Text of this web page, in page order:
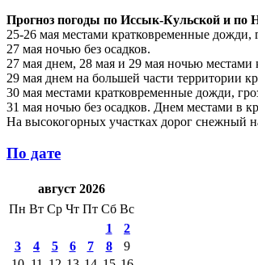
Прогноз погоды по Иссык-Кульской и по
25-26 мая местами кратковременные дожди,
27 мая ночью без осадков.
27 мая днем, 28 мая и 29 мая ночью
29 мая днем на большей части территории
30 мая местами кратковременные дожди,
31 мая ночью без осадков. Днем местами в
На высокогорных участках дорог снежный
По дате
август 2026
Пн Вт Ср Чт Пт Сб Вс
1
2
3
4 5 6 7 8
9